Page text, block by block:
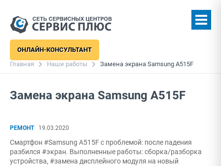
ОНЛАЙН-КОНСУЛЬТАНТ
Главная
Наши работы Замена экрана Samsung A515F
Замена экрана Samsung A515F
РЕМОНТ 19.03.2020
Смартфон #Samsung A515F с проблемой: после падения
разбился #экран. Выполненные работы: сборка/разборка
устройства, #замена дисплейного модуля на новый